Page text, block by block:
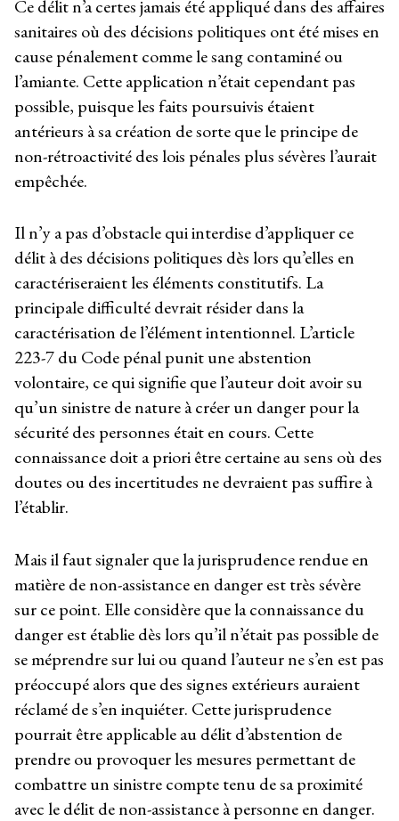
Ce délit n’a certes jamais été appliqué dans des affaires
sanitaires où des décisions politiques ont été mises en
cause pénalement comme le sang contaminé ou
l’amiante. Cette application n’était cependant pas
possible, puisque les faits poursuivis étaient
antérieurs à sa création de sorte que le principe de
non-rétroactivité des lois pénales plus sévères l’aurait
empêchée.
Il n’y a pas d’obstacle qui interdise d’appliquer ce
délit à des décisions politiques dès lors qu’elles en
caractériseraient les éléments constitutifs. La
principale difficulté devrait résider dans la
caractérisation de l’élément intentionnel. L’article
223-7 du Code pénal punit une abstention
volontaire, ce qui signifie que l’auteur doit avoir su
qu’un sinistre de nature à créer un danger pour la
sécurité des personnes était en cours. Cette
connaissance doit a priori être certaine au sens où des
doutes ou des incertitudes ne devraient pas suffire à
l’établir.
Mais il faut signaler que la jurisprudence rendue en
matière de non-assistance en danger est très sévère
sur ce point. Elle considère que la connaissance du
danger est établie dès lors qu’il n’était pas possible de
se méprendre sur lui ou quand l’auteur ne s’en est pas
préoccupé alors que des signes extérieurs auraient
réclamé de s’en inquiéter. Cette jurisprudence
pourrait être applicable au délit d’abstention de
prendre ou provoquer les mesures permettant de
combattre un sinistre compte tenu de sa proximité
avec le délit de non-assistance à personne en danger.